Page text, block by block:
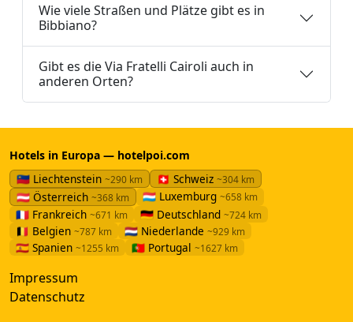
Wie viele Straßen und Plätze gibt es in
Bibbiano?
Gibt es die Via Fratelli Cairoli auch in
anderen Orten?
Hotels in Europa — hotelpoi.com
🇱🇮 Liechtenstein ~290 km 🇨🇭 Schweiz ~304 km
🇦🇹 Österreich ~368 km 🇱🇺 Luxemburg ~658 km
🇫🇷 Frankreich ~671 km 🇩🇪 Deutschland ~724 km
🇧🇪 Belgien ~787 km 🇳🇱 Niederlande ~929 km
🇪🇸 Spanien ~1255 km 🇵🇹 Portugal ~1627 km
Impressum
Datenschutz